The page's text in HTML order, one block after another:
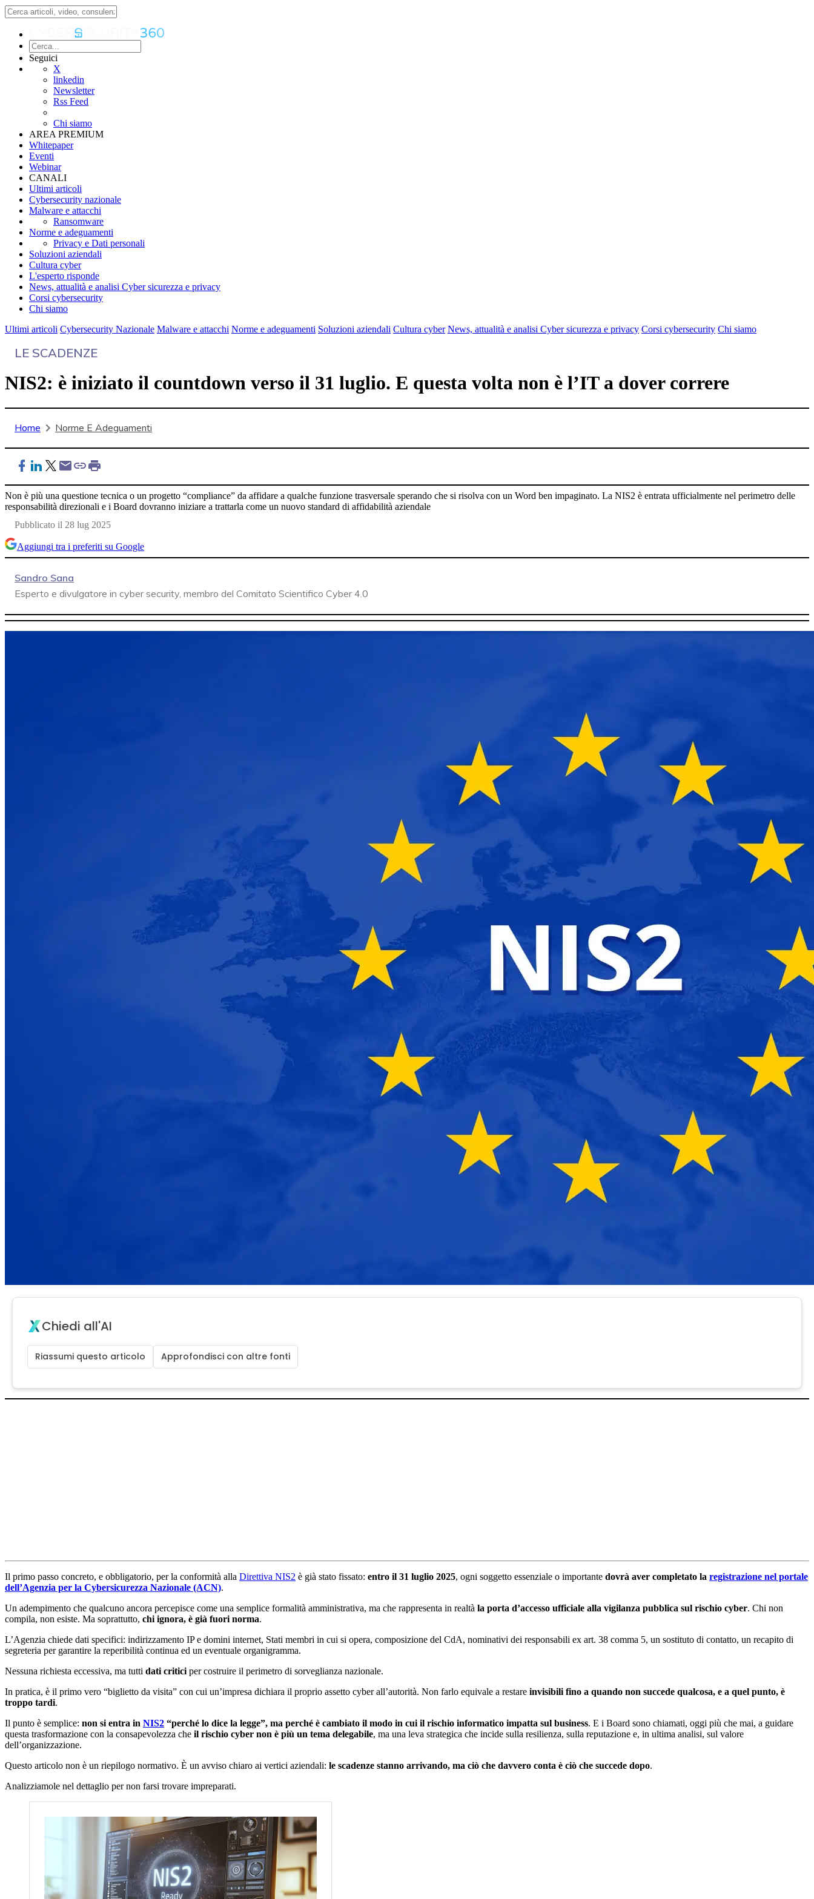
Seguici
X
linkedin
Newsletter
Rss Feed
Chi siamo
AREA PREMIUM
Whitepaper
Eventi
Webinar
CANALI
Ultimi articoli
Cybersecurity nazionale
Malware e attacchi
Ransomware
Norme e adeguamenti
Privacy e Dati personali
Soluzioni aziendali
Cultura cyber
L'esperto risponde
News, attualità e analisi Cyber sicurezza e privacy
Corsi cybersecurity
Chi siamo
Ultimi articoli Cybersecurity Nazionale Malware e attacchi Norme e adeguamenti Soluzioni aziendali Cultura cyber News, attualità e analisi Cyber sicurezza e privacy Corsi cybersecurity Chi siamo
LE SCADENZE
NIS2: è iniziato il countdown verso il 31 luglio. E questa volta non è l’IT a dover correre
Home Norme E Adeguamenti
Non è più una questione tecnica o un progetto “compliance” da affidare a qualche funzione trasversale sperando che si risolva con un Word ben impaginato. La NIS2 è entrata ufficialmente nel perimetro delle
responsabilità direzionali e i Board dovranno iniziare a trattarla come un nuovo standard di affidabilità aziendale
Pubblicato il 28 lug 2025
Aggiungi tra i preferiti su Google
Sandro Sana
Esperto e divulgatore in cyber security, membro del Comitato Scientifico Cyber 4.0
Chiedi all'AI
Riassumi questo articolo Approfondisci con altre fonti
Il primo passo concreto, e obbligatorio, per la conformità alla Direttiva NIS2 è già stato fissato: entro il 31 luglio 2025, ogni soggetto essenziale o importante dovrà aver completato la registrazione nel portale
dell’Agenzia per la Cybersicurezza Nazionale (ACN).
Un adempimento che qualcuno ancora percepisce come una semplice formalità amministrativa, ma che rappresenta in realtà la porta d’accesso ufficiale alla vigilanza pubblica sul rischio cyber. Chi non
compila, non esiste. Ma soprattutto, chi ignora, è già fuori norma.
L’Agenzia chiede dati specifici: indirizzamento IP e domini internet, Stati membri in cui si opera, composizione del CdA, nominativi dei responsabili ex art. 38 comma 5, un sostituto di contatto, un recapito di
segreteria per garantire la reperibilità continua ed un eventuale organigramma.
Nessuna richiesta eccessiva, ma tutti dati critici per costruire il perimetro di sorveglianza nazionale.
In pratica, è il primo vero “biglietto da visita” con cui un’impresa dichiara il proprio assetto cyber all’autorità. Non farlo equivale a restare invisibili fino a quando non succede qualcosa, e a quel punto, è
troppo tardi.
Il punto è semplice: non si entra in NIS2 “perché lo dice la legge”, ma perché è cambiato il modo in cui il rischio informatico impatta sul business. E i Board sono chiamati, oggi più che mai, a guidare
questa trasformazione con la consapevolezza che il rischio cyber non è più un tema delegabile, ma una leva strategica che incide sulla resilienza, sulla reputazione e, in ultima analisi, sul valore
dell’organizzazione.
Questo articolo non è un riepilogo normativo. È un avviso chiaro ai vertici aziendali: le scadenze stanno arrivando, ma ciò che davvero conta è ciò che succede dopo.
Analizziamole nel dettaglio per non farsi trovare impreparati.